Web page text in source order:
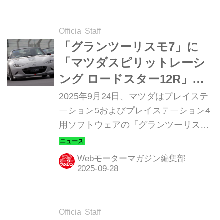
Official Staff
「グランツーリスモ7」に
「マツダスピリットレーシ
ング ロードスター12R」を
早くも収録！？
2025年9月24日、マツダはプレイステ
ーション5およびプレイステーション4
用ソフトウェアの「グランツーリスモ
7」に、マツダスピリットレーシング
ロードスター12Rが収録されることを
発表した。
Webモーターマガジン編集部
Official Staff